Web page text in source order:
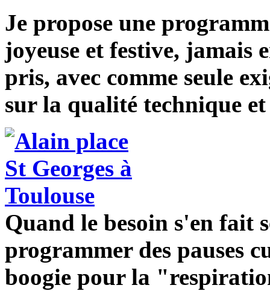
Je propose une
joyeuse et festive, jamais
pris, avec comme seule
sur la qualité technique
Quand le besoin s'en fait
programmer des pauses
boogie pour la